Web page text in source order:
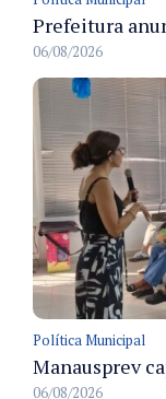
06/08/2026
Política Municipal
06/08/2026